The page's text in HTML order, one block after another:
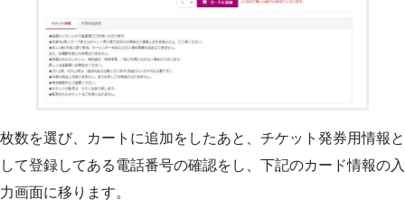
枚数を選び、カートに追加をしたあと、チケット発券用情報と
して登録してある電話番号の確認をし、下記のカード情報の入
力画面に移ります。